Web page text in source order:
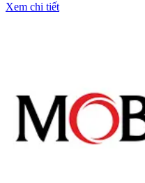
Xem chi tiết